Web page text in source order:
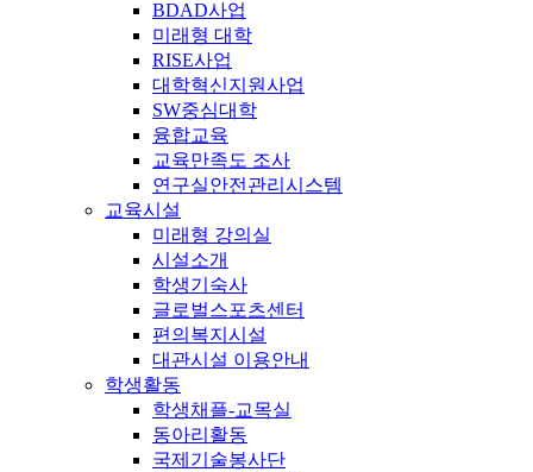
BDAD사업
미래형 대학
RISE사업
대학혁신지원사업
SW중심대학
융합교육
교육만족도 조사
연구실안전관리시스템
교육시설
미래형 강의실
시설소개
학생기숙사
글로벌스포츠센터
편의복지시설
대관시설 이용안내
학생활동
학생채플-교목실
동아리활동
국제기술봉사단